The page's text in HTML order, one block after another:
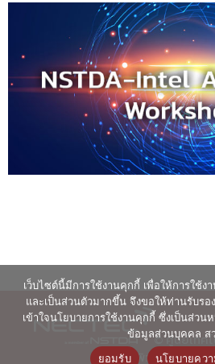
© ศูนย์เทคโ
คอมพิวเตอร์แห่งชา
เว็บไซต์นี้มีการใช้งานคุกกี้ เพื่อให้การใช้ง
และเป็นส่วนตัวมากขึ้น จึงขอให้ท่านรับร
เข้าใจนโยบายการใช้งานคุกกี้ ซึ่งเป็นส่ว
ข้อมูลส่วนบุคคล ส
ยอมรับ
นโยบายคว